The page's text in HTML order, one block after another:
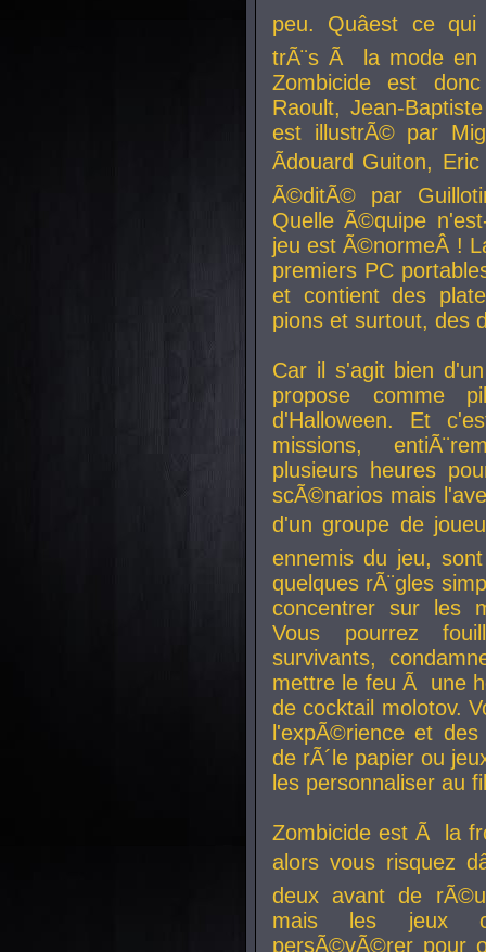
peu. Quâest ce
trÃ¨s Ã la mode en
Zombicide est
Raoult, Jean-
est illustrÃ© par
Ãdouard Guiton,
Ã©ditÃ© par
Quelle Ã©quipe
jeu est Ã©normeÂ !
premiers PC
et contient des
pions et surtout, des
Car il s'agit bien
propose comme
d'Halloween. Et
missions,
plusieurs heures
scÃ©narios mais
d'un groupe de
ennemis du jeu,
quelques rÃ¨gles
concentrer sur les
Vous pourrez
survivants,
mettre le feu Ã une
de cocktail molotov.
l'expÃ©rience et
de rÃ´le papier ou
les personnaliser au
Zombicide est Ã la
alors vous risquez
deux avant de
mais les jeux
persÃ©vÃ©rer pour